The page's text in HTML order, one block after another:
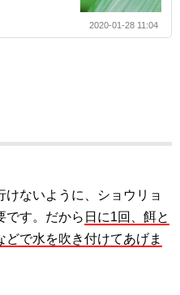
2020-01-28 11:04
けないように、ショウリョ
です。だから 日に1回、餌と
で水を吹き付けてあげま